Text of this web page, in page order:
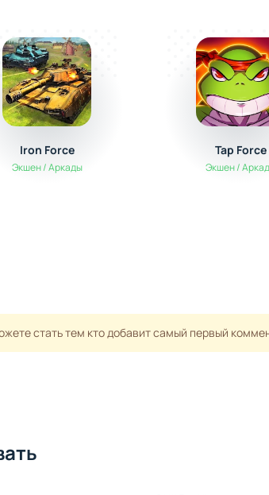
Iron Force
Экшен / Аркады
Tap Force
Экшен /
стать тем кто добавит самый первый